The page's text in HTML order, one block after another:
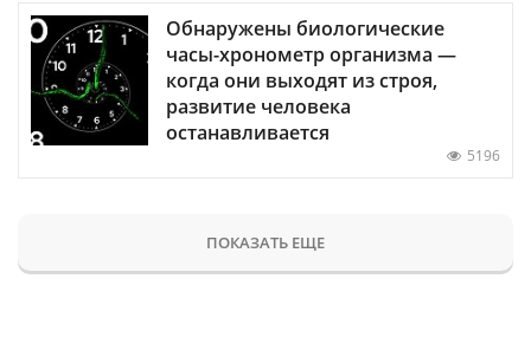
Обнаружены биологические
часы-хронометр организма —
когда они выходят из строя,
развитие человека
останавливается
5196
ПОКАЗАТЬ ЕЩЕ